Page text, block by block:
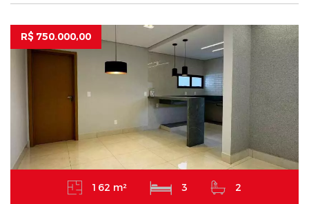
R$ 750.000,00
162 m² 3 2